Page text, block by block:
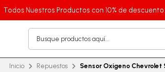
Todos Nuestros Productos con 10% de
Inicio Repuestos Sensor Oxigeno Chevrolet